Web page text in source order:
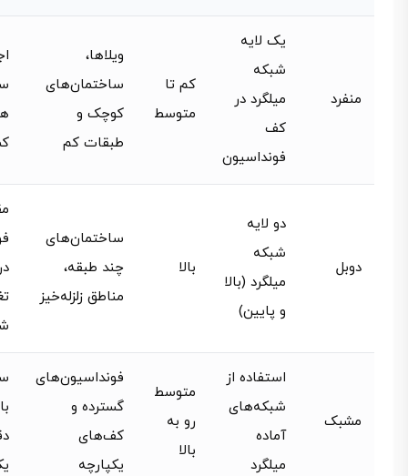
منفرد
یک لایه
شبکه
میلگرد در
کف
فونداسیون
کم تا
متوسط
ویلاها،
ساختمان‌های
کوچک و
طبقات کم
دوبل
دو لایه
شبکه
میلگرد (بالا
و پایین)
بالا
ساختمان‌های
چند طبقه،
مناطق زلزله‌خیز
مشبک
استفاده از
شبکه‌های
آماده
میلگرد
متوسط
رو به
بالا
فونداسیون‌های
گسترده و
کف‌های
یکپارچه